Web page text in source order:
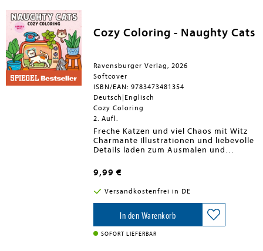
Cozy Coloring - Naughty Cats
Ravensburger Verlag, 2026
Softcover
ISBN/EAN: 9783473481354
Deutsch|Englisch
Cozy Coloring
2. Aufl.
Freche Katzen und viel Chaos mit Witz
Charmante Illustrationen und liebevolle
Details laden zum Ausmalen und
für Teenager und Erwachsene zeigt
freche Stubentiger in witzigen
Alltagsszenen - ideal für Katzenfans und
kreative Pausen.
9,99 €
Versandkostenfrei in DE
In den Warenkorb
SOFORT LIEFERBAR